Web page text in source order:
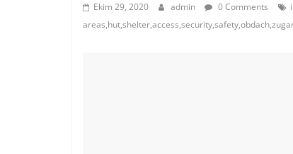
Ekim 29, 2020 admin 0 Comments